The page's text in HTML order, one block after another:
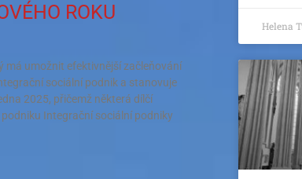
ROKU
má umožnit efektivnější začleňování
sociální podnik a stanovuje
2025, přičemž některá dílčí
Integrační sociální podniky
Helena